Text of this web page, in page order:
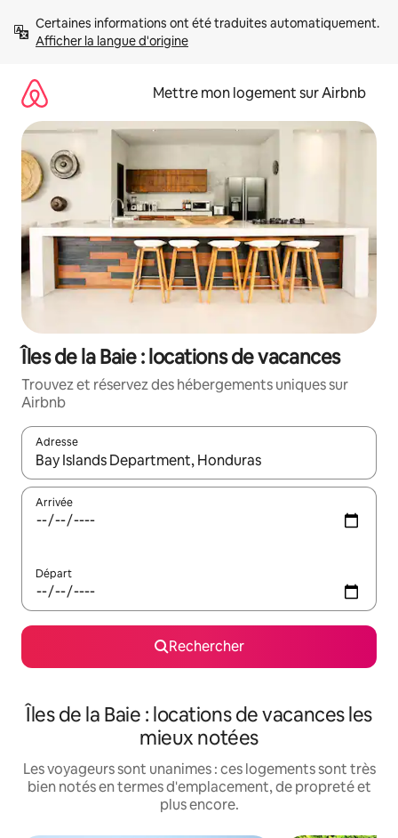
directement
Afficher la langue d'origine
Mettre mon logement sur Airbnb
Îles de la Baie : locations de vacances
Trouvez et réservez des hébergements uniques sur
Airbnb
Adresse
Lorsque les résultats s'affichent, utilisez les flèches vers le
Arrivée
Départ
Rechercher
Îles de la Baie : locations de vacances les
mieux notées
Les voyageurs sont unanimes : ces logements sont très
bien notés en termes d'emplacement, de propreté et
plus encore.